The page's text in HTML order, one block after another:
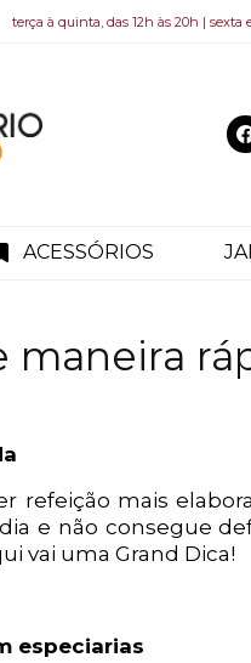
terça à quinta, das 12h às 20h | sexta
ACESSÓRIOS
maneira
refeição mais
e não consegue
vai uma Grand Dica!
especiarias